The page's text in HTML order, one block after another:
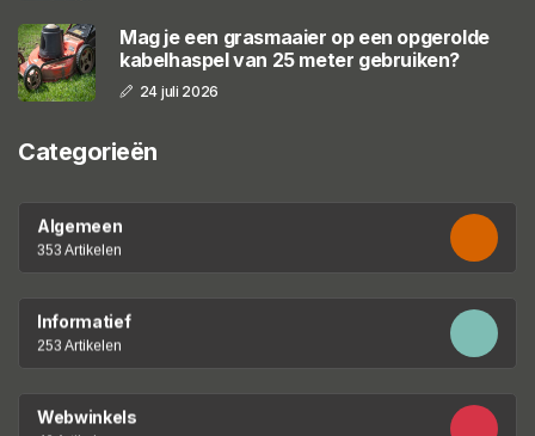
Mag je een grasmaaier op een opgerolde
kabelhaspel van 25 meter gebruiken?
24 juli 2026
Categorieën
Algemeen
353 Artikelen
Informatief
253 Artikelen
Webwinkels